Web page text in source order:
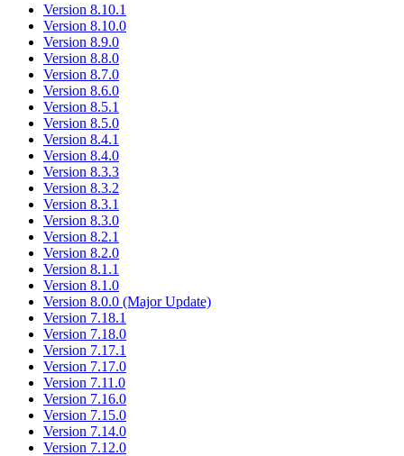
Version 8.10.1
Version 8.10.0
Version 8.9.0
Version 8.8.0
Version 8.7.0
Version 8.6.0
Version 8.5.1
Version 8.5.0
Version 8.4.1
Version 8.4.0
Version 8.3.3
Version 8.3.2
Version 8.3.1
Version 8.3.0
Version 8.2.1
Version 8.2.0
Version 8.1.1
Version 8.1.0
Version 8.0.0 (Major Update)
Version 7.18.1
Version 7.18.0
Version 7.17.1
Version 7.17.0
Version 7.11.0
Version 7.16.0
Version 7.15.0
Version 7.14.0
Version 7.12.0